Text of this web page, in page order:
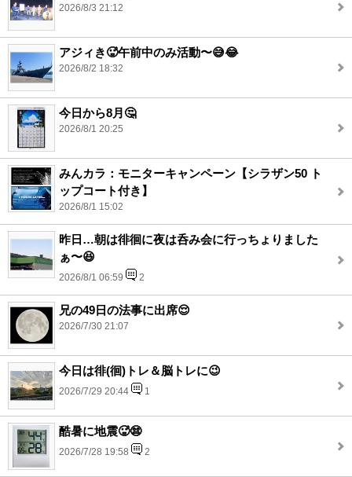
2026/8/3 21:12
アジィき🥵午前中のみ活動〜😅😂
2026/8/2 18:32
今日から8月🤔
2026/8/1 20:25
みんカラ：モニターキャンペーン【シラザン50 ト
ップコート付き】
2026/8/1 15:02
昨日…朝は徘徊に夜は呑み会に行っちょりました
ぁ〜😆
2026/8/1 06:59 2
兄の49日の法事に出席😌
2026/7/30 21:07
今日は徘(徊)トレ＆脳トレに😉
2026/7/29 20:44 1
酷暑に地震🥵😨
2026/7/28 19:58 2